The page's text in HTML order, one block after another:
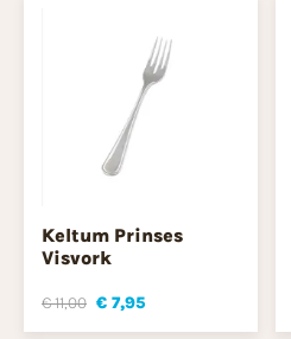
Keltum Prinses
Visvork
€ 11,00 € 7,95